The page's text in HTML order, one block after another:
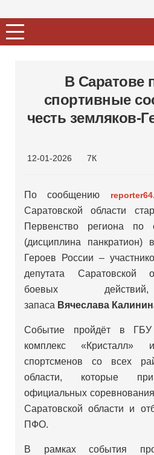
В Саратове
спортивные
честь земляков-
12-01-2026 7К
По сообщению
Саратовской области
Первенство региона по
(дисциплина панкратион)
Героев России –
депутата Саратовской
боевых
запаса Вячеслава
Событие пройдёт в
комплекс «Кристалл»
спортсменов со всех
области, которые
официальных
Саратовской области и
ПФО.
В рамках события